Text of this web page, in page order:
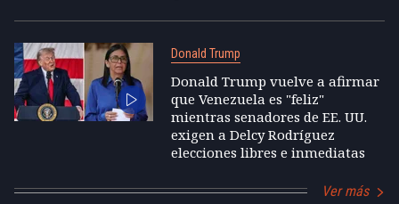
Donald Trump
Donald Trump vuelve a afirmar
que Venezuela es "feliz"
mientras senadores de EE. UU.
exigen a Delcy Rodríguez
elecciones libres e inmediatas
Ver más